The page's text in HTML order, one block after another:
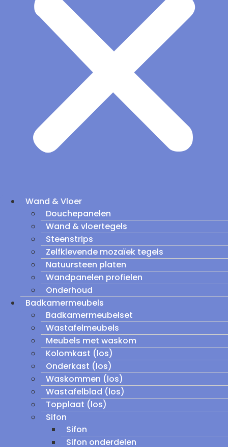
Wand & Vloer
Douchepanelen
Wand & vloertegels
Steenstrips
Zelfklevende mozaïek tegels
Natuursteen platen
Wandpanelen profielen
Onderhoud
Badkamermeubels
Badkamermeubelset
Wastafelmeubels
Meubels met waskom
Kolomkast (los)
Onderkast (los)
Waskommen (los)
Wastafelblad (los)
Topplaat (los)
Sifon
Sifon
Sifon onderdelen